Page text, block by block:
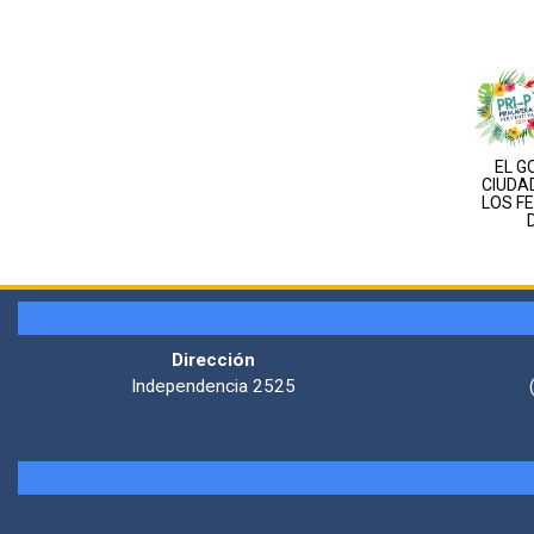
EL
LOS
Dirección
Independencia 2525